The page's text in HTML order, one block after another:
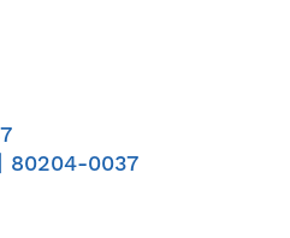
80204-0037